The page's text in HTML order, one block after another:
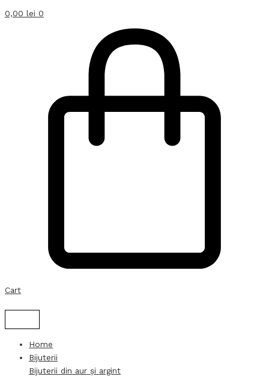
0,00 lei 0
Cart
Home
Bijuterii
Bijuterii din aur și argint